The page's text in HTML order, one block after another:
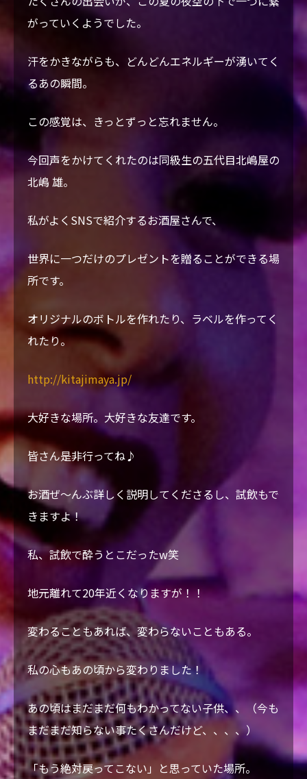
がっていくようでした。
汗をかきながらも、どんどんエネルギーが湧いてく
るあの瞬間。
この感覚は、きっとずっと忘れません。
今回声をかけてくれたのは同級生の五代目北嶋屋の
北嶋 雄。
私がよくSNSで紹介するお酒屋さんで、
世界に一つだけのプレゼントを贈ることができる場
所です。
オリジナルのボトルを作れたり、ラベルを作ってく
れたり。
http://kitajimaya.jp/
大好きな場所。大好きな友達です。
皆さん是非行ってね♪
お酒ぜ〜んぶ詳しく説明してくださるし、試飲もで
きますよ！
私、試飲で酔うとこだったw笑
地元離れて20年近くなりますが！！
変わることもあれば、変わらないこともある。
私の心もあの頃から変わりました！
あの頃はまだまだ何もわかってない子供、、（今も
まだまだ知らない事たくさんだけど、、、、）
「もう絶対戻ってこない」と思っていた場所。